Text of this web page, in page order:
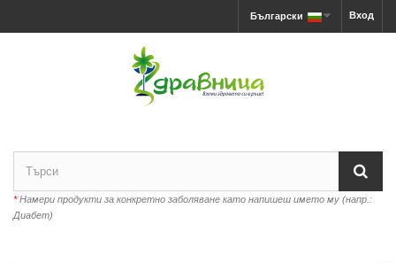
Вход
Български
*Намери продукти за конкретно заболяване като напишеш името му (напр.:
Диабет)